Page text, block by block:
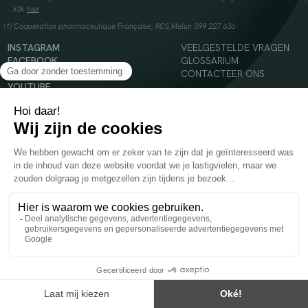
klik hier
(1) Coopération pharmaceutique Française, RCS Melun 399 227 636
INSTAGRAM
FACEBOOK
TIKTOK
YOUTUBE
VEELGESTELDE VRAGEN
GLOSSARIUM
CONTACTEER ONS
Voedingssupplement dat moet worden geconsumeerd als onderdeel van een gevarieerde,
evenwichtige voeding en een gezonde levensstijl. Aanbevolen dagelijkse dosis niet
overschrijden. Enkel voor volwassenen, buiten het bereik van kinderen houden.